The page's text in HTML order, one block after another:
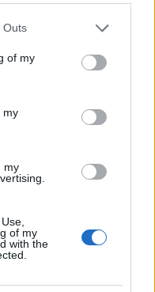
Outs
of my
my
my
of my
with the
lentää
–